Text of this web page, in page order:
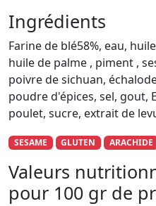
Ingrédients
Farine de blé58%, eau,
huile de palme , piment ,
poivre de sichuan,
poudre d'épices, sel, gout,
poulet, sucre, extrait de
SESAME GLUTEN ARACHIDE
Valeurs
pour 100 gr de